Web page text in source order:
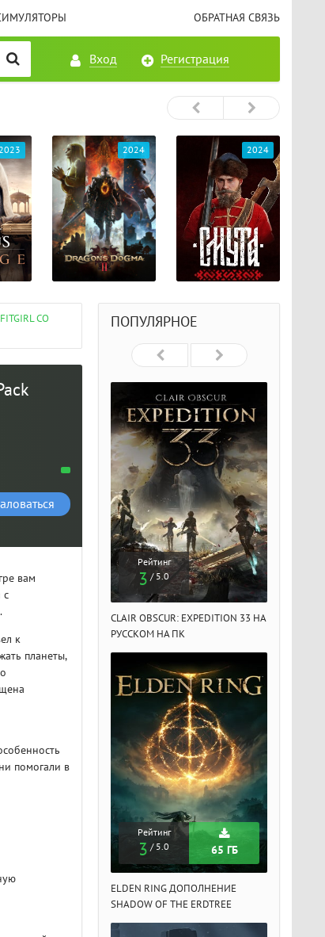
ОБРАТНАЯ СВЯЗЬ
Вход Регистрация
2024 2024
СО
вам
с
к
планеты,
помогали в
ПОПУЛЯРНОЕ
EXPEDITION 33 НА
ПК
ДОПОЛНЕНИЕ
Рейтинг
3 / 5.0
CLAIR OBSCUR: EXPEDITION 33 НА
РУССКОМ НА ПК
Рейтинг
3 / 5.0 65 ГБ
ELDEN RING ДОПОЛНЕНИЕ
SHADOW OF THE ERDTREE